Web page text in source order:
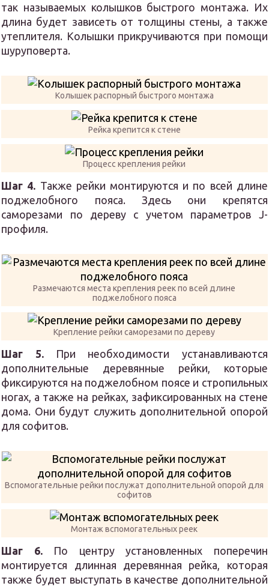
так называемых колышков быстрого монтажа. Их
длина будет зависеть от толщины стены, а также
утеплителя. Колышки прикручиваются при помощи
шуруповерта.
Колышек распорный быстрого монтажа
Рейка крепится к стене
Процесс крепления рейки
Шаг 4. Также рейки монтируются и по всей длине
поджелобного пояса. Здесь они крепятся
саморезами по дереву с учетом параметров J-
профиля.
Размечаются места крепления реек по всей длине
поджелобного пояса
Крепление рейки саморезами по дереву
Шаг 5.При необходимости устанавливаются
дополнительные деревянные рейки, которые
фиксируются на поджелобном поясе и стропильных
ногах, а также на рейках, зафиксированных на стене
дома. Они будут служить дополнительной опорой
для софитов.
Вспомогательные рейки послужат дополнительной опорой для
софитов
Монтаж вспомогательных реек
Шаг 6.По центру установленных поперечин
монтируется длинная деревянная рейка, которая
также будет выступать в качестве дополнительной